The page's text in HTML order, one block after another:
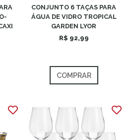
CONJUNTO 6 TAÇAS PARA
ÁGUA DE VIDRO TROPICAL
GARDEN LYOR
R$ 92,99
COMPRAR